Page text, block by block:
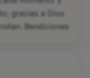
gracias a Dios
Bendiciones